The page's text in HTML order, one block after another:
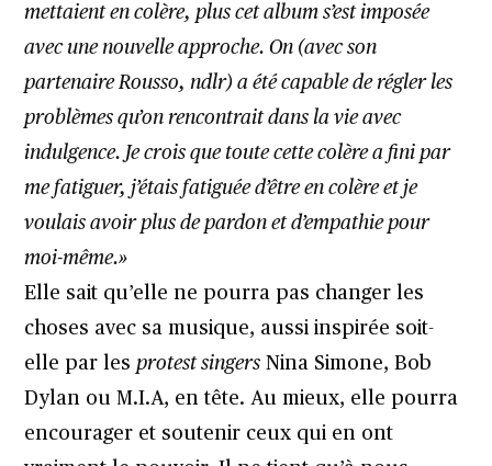
mettaient en colère, plus cet album s’est imposée
avec une nouvelle approche. On (avec son
partenaire Rousso, ndlr) a été capable de régler les
problèmes qu’on rencontrait dans la vie avec
indulgence. Je crois que toute cette colère a fini par
me fatiguer, j’étais fatiguée d’être en colère et je
voulais avoir plus de pardon et d’empathie pour
moi-même.»
Elle sait qu’elle ne pourra pas changer les
choses avec sa musique, aussi inspirée soit-
elle par les protest singers Nina Simone, Bob
Dylan ou M.I.A, en tête. Au mieux, elle pourra
encourager et soutenir ceux qui en ont